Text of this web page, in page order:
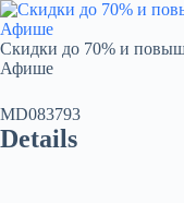
Скидки до 70% и
Афише
MD083793
Details